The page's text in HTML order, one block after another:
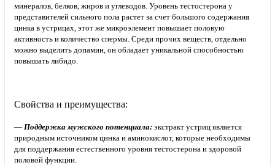
минералов, белков, жиров и углеводов. Уровень тестостерона у
представителей сильного пола растет за счет большого содержания
цинка в устрицах, этот же микроэлемент повышает половую
активность и количество спермы. Среди прочих веществ, отдельно
можно выделить допамин, он обладает уникальной способностью
повышать либидо.
Свойства и преимущества:
— Поддержка мужского потенциала:экстракт устриц является
природным источником цинка и аминокислот, которые необходимы
для поддержания естественного уровня тестостерона и здоровой
половой функции.